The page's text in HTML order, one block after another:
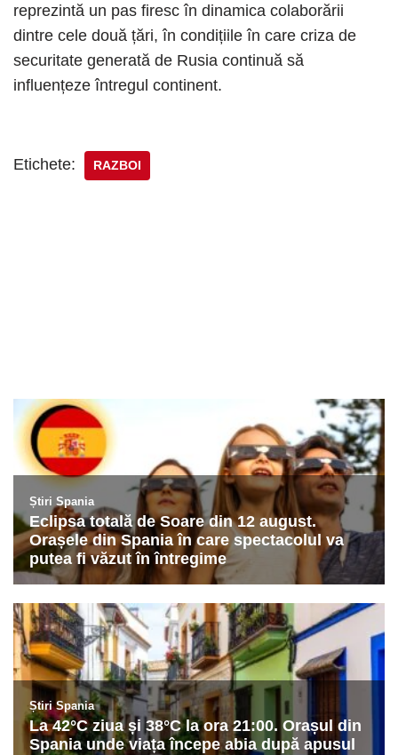
reprezintă un pas firesc în dinamica colaborării
dintre cele două țări, în condițiile în care criza de
securitate generată de Rusia continuă să
influențeze întregul continent.
Etichete: RAZBOI